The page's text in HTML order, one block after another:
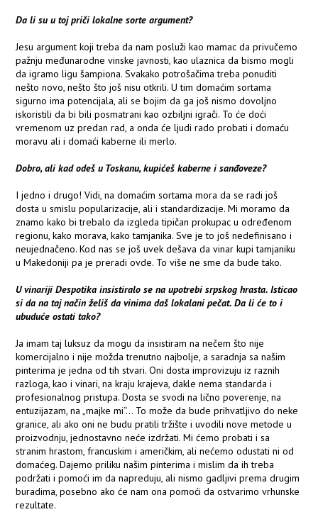
Da li su u toj priči lokalne sorte argument?
Jesu argument koji treba da nam posluži kao mamac da privučemo
pažnju međunarodne vinske javnosti, kao ulaznica da bismo mogli
da igramo ligu šampiona. Svakako potrošačima treba ponuditi
nešto novo, nešto što još nisu otkrili. U tim domaćim sortama
sigurno ima potencijala, ali se bojim da ga još nismo dovoljno
iskoristili da bi bili posmatrani kao ozbiljni igrači. To će doći
vremenom uz predan rad, a onda će ljudi rado probati i domaću
moravu ali i domaći kaberne ili merlo.
Dobro, ali kad odeš u Toskanu, kupićeš kaberne i sanđoveze?
I jedno i drugo! Vidi, na domaćim sortama mora da se radi još
dosta u smislu popularizacije, ali i standardizacije. Mi moramo da
znamo kako bi trebalo da izgleda tipičan prokupac u određenom
regionu, kako morava, kako tamjanika. Sve je to još nedefinisano i
neujednačeno. Kod nas se još uvek dešava da vinar kupi tamjaniku
u Makedoniji pa je preradi ovde. To više ne sme da bude tako.
U vinariji Despotika insistiralo se na upotrebi srpskog hrasta. Isticao
si da na taj način želiš da vinima daš lokalani pečat. Da li će to i
ubuduće ostati tako?
Ja imam taj luksuz da mogu da insistiram na nečem što nije
komercijalno i nije možda trenutno najbolje, a saradnja sa našim
pinterima je jedna od tih stvari. Oni dosta improvizuju iz raznih
razloga, kao i vinari, na kraju krajeva, dakle nema standarda i
profesionalnog pristupa. Dosta se svodi na lično poverenje, na
entuzijazam, na „majke mi“... To može da bude prihvatljivo do neke
granice, ali ako oni ne budu pratili tržište i uvodili nove metode u
proizvodnju, jednostavno neće izdržati. Mi ćemo probati i sa
stranim hrastom, francuskim i američkim, ali nećemo odustati ni od
domaćeg. Dajemo priliku našim pinterima i mislim da ih treba
podržati i pomoći im da napreduju, ali nismo gadljivi prema drugim
buradima, posebno ako će nam ona pomoći da ostvarimo vrhunske
rezultate.